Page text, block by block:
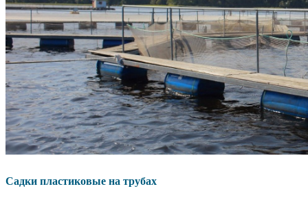
Садки пластиковые на трубах